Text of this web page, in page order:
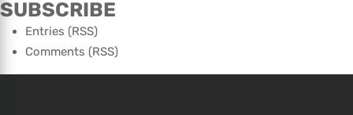
SUBSCRIBE
Entries (RSS)
Comments (RSS)